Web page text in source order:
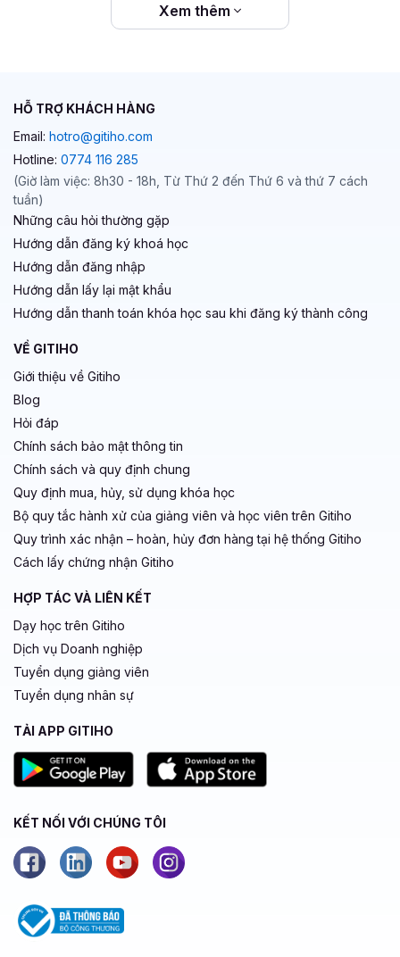
Xem thêm
HỖ TRỢ KHÁCH HÀNG
Email: hotro@gitiho.com
Hotline: 0774 116 285
(Giờ làm việc: 8h30 - 18h, Từ Thứ 2 đến Thứ 6 và thứ 7 cách
tuần)
Những câu hỏi thường gặp
Hướng dẫn đăng ký khoá học
Hướng dẫn đăng nhập
Hướng dẫn lấy lại mật khẩu
Hướng dẫn thanh toán khóa học sau khi đăng ký thành công
VỀ GITIHO
Giới thiệu về Gitiho
Blog
Hỏi đáp
Chính sách bảo mật thông tin
Chính sách và quy định chung
Quy định mua, hủy, sử dụng khóa học
Bộ quy tắc hành xử của giảng viên và học viên trên Gitiho
Quy trình xác nhận – hoàn, hủy đơn hàng tại hệ thống Gitiho
Cách lấy chứng nhận Gitiho
HỢP TÁC VÀ LIÊN KẾT
Dạy học trên Gitiho
Dịch vụ Doanh nghiệp
Tuyển dụng giảng viên
Tuyển dụng nhân sự
TẢI APP GITIHO
KẾT NỐI VỚI CHÚNG TÔI